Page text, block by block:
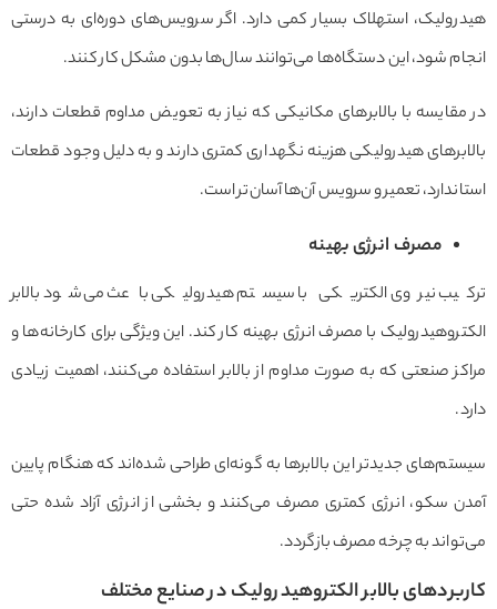
هیدرولیک، استهلاک بسیار کمی دارد. اگر سرویس‌های دوره‌ای به درستی
انجام شود، این دستگاه‌ها می‌توانند سال‌ها بدون مشکل کار کنند.
در مقایسه با بالابرهای مکانیکی که نیاز به تعویض مداوم قطعات دارند،
بالابرهای هیدرولیکی هزینه نگهداری کمتری دارند و به دلیل وجود قطعات
استاندارد، تعمیر و سرویس آن‌ها آسان‌تر است.
مصرف انرژی بهینه
ترکیب نیروی الکتریکی با سیستم هیدرولیکی باعث می‌شود بالابر
الکتروهیدرولیک با مصرف انرژی بهینه کار کند. این ویژگی برای کارخانه‌ها و
مراکز صنعتی که به صورت مداوم از بالابر استفاده می‌کنند، اهمیت زیادی
دارد.
سیستم‌های جدیدتر این بالابرها به گونه‌ای طراحی شده‌اند که هنگام پایین
آمدن سکو، انرژی کمتری مصرف می‌کنند و بخشی از انرژی آزاد شده حتی
می‌تواند به چرخه مصرف بازگردد.
کاربردهای بالابر الکتروهیدرولیک در صنایع مختلف